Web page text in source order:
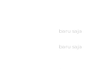
baru saja
baru saja